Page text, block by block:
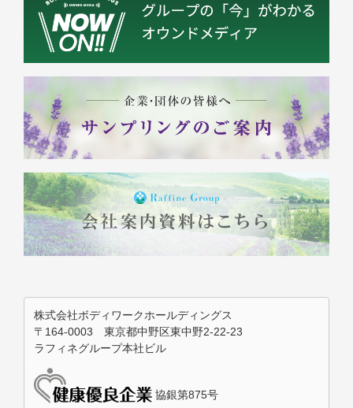
株式会社ボディワークホールディングス
〒164-0003 東京都中野区東中野2-22-23
ラフィネグループ本社ビル
協銀第875号